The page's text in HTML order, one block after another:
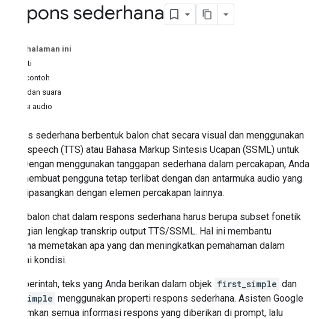
Respons sederhana
Pada halaman ini
Properti
Kode contoh
SSML dan suara
Koleksi audio
Respons sederhana berbentuk balon chat secara visual dan menggunakan
text-to-speech (TTS) atau Bahasa Markup Sintesis Ucapan (SSML) untuk
suara. Dengan menggunakan tanggapan sederhana dalam percakapan, Anda
dapat membuat pengguna tetap terlibat dengan dan antarmuka audio yang
dapat dipasangkan dengan elemen percakapan lainnya.
Konten balon chat dalam respons sederhana harus berupa subset fonetik
atau bagian lengkap transkrip output TTS/SSML. Hal ini membantu
pengguna memetakan apa yang dan meningkatkan pemahaman dalam
berbagai kondisi.
Dalam perintah, teks yang Anda berikan dalam objek first_simple dan
last_simple menggunakan properti respons sederhana. Asisten Google
mengirimkan semua informasi respons yang diberikan di prompt, lalu